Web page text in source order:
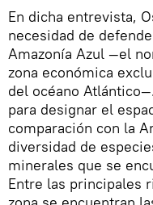
En dicha entrevista,
necesidad de
Amazonía Azul —el
zona económica
del océano
para designar el
comparación con la
diversidad de
minerales que se
Entre las principales